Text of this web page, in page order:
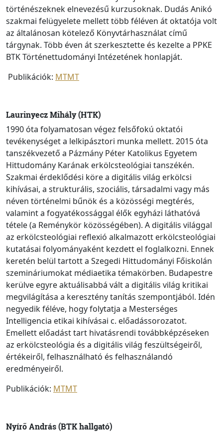
történészeknek elnevezésű kurzusoknak. Dudás Anikó
szakmai felügyelete mellett több féléven át oktatója volt
az általánosan kötelező Könyvtárhasználat című
tárgynak. Több éven át szerkesztette és kezelte a PPKE
BTK Történettudományi Intézetének honlapját.
Publikációk: MTMT
Laurinyecz Mihály (HTK)
1990 óta folyamatosan végez felsőfokú oktatói
tevékenységet a lelkipásztori munka mellett. 2015 óta
tanszékvezető a Pázmány Péter Katolikus Egyetem
Hittudomány Karának erkölcsteológiai tanszékén.
Szakmai érdeklődési köre a digitális világ erkölcsi
kihívásai, a strukturális, szociális, társadalmi vagy más
néven történelmi bűnök és a közösségi megtérés,
valamint a fogyatékossággal élők egyházi láthatóvá
tétele (a Reménykör közösségében). A digitális világgal
az erkölcsteológiai reflexió alkalmazott erkölcsteológiai
kutatásai folyományaként kezdett el foglalkozni. Ennek
keretén belül tartott a Szegedi Hittudományi Főiskolán
szemináriumokat médiaetika témakörben. Budapestre
kerülve egyre aktuálisabbá vált a digitális világ kritikai
megvilágítása a keresztény tanítás szempontjából. Idén
negyedik féléve, hogy folytatja a Mesterséges
Intelligencia etikai kihívásai c. előadássorozatot.
Emellett előadást tart hivatásrendi továbbképzéseken
az erkölcsteológia és a digitális világ feszültségeiről,
értékeiről, felhasználható és felhasználandó
eredményeiről.
Publikációk: MTMT
Nyírő András (BTK hallgató)